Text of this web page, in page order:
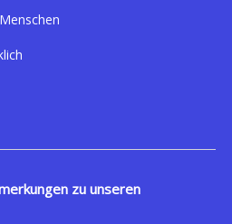
zu unseren